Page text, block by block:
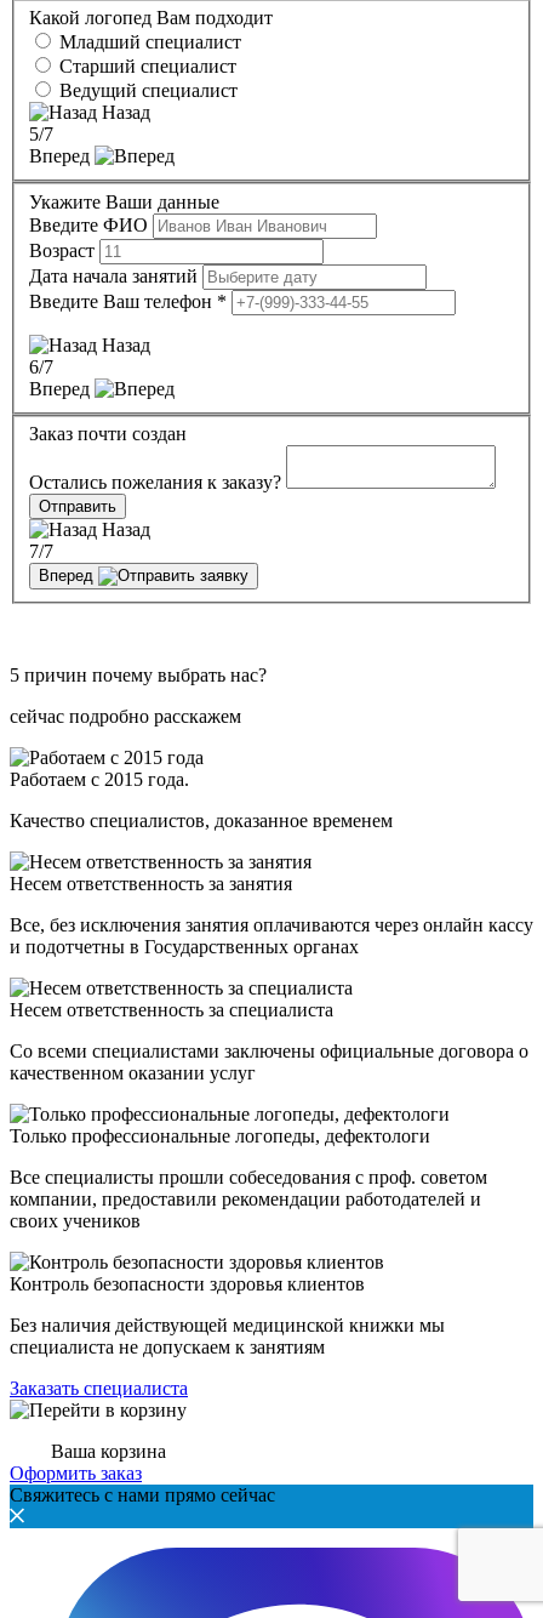
Какой логопед Вам подходит
Младший специалист
Старший специалист
Ведущий специалист
Назад
5/7
Вперед
Укажите Ваши данные
Введите ФИО
Возраст
Дата начала занятий
Введите Ваш телефон *
Назад
6/7
Вперед
Заказ почти создан
Остались пожелания к заказу?
Отправить
Назад
7/7
Вперед
5 причин почему выбрать нас?
сейчас подробно расскажем
Работаем с 2015 года.
Качество специалистов, доказанное временем
Несем ответственность за занятия
Все, без исключения занятия оплачиваются через онлайн кассу
и подотчетны в Государственных органах
Несем ответственность за специалиста
Со всеми специалистами заключены официальные договора о
качественном оказании услуг
Только профессиональные логопеды, дефектологи
Все специалисты прошли собеседования с проф. советом
компании, предоставили рекомендации работодателей и
своих учеников
Контроль безопасности здоровья клиентов
Без наличия действующей медицинской книжки мы
специалиста не допускаем к занятиям
Заказать специалиста
Ваша корзина
Оформить заказ
Свяжитесь с нами прямо сейчас